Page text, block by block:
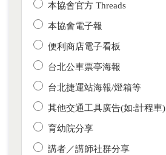
本協會官方 Threads
本協會電子報
便利商店電子看板
台北公車票亭海報
台北捷運站海報/燈箱等
其他交通工具廣告(如:計程車)
育幼院分享
講者／講師社群分享